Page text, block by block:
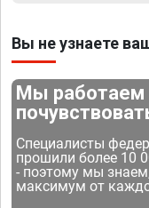
Вы не узнаете
Мы работаем
Специалисты
прошили более 10
- поэтому мы
максимум от